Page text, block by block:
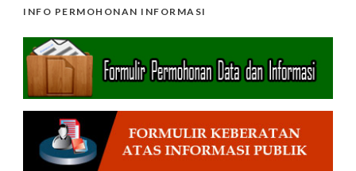
INFO PERMOHONAN INFORMASI